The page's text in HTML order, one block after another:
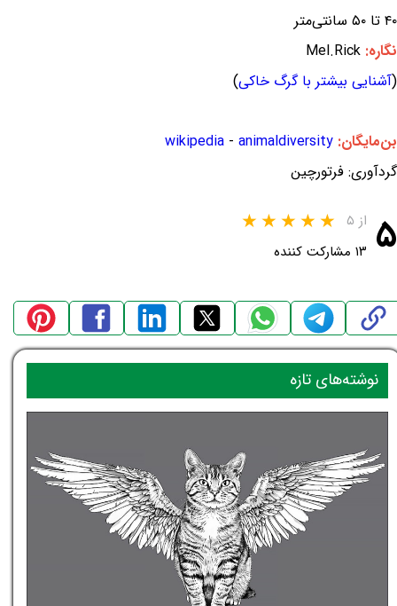
۴۰ تا ۵۰ سانتی‌متر
نگاره: Mel.Rick
(آشنایی بیشتر با گرگ خاکی)
بن‌مایگان: wikipedia - animaldiversity
گردآوری: فرتورچین
۵ از ۵
۱۳ مشارکت کننده
نوشته‌های تازه